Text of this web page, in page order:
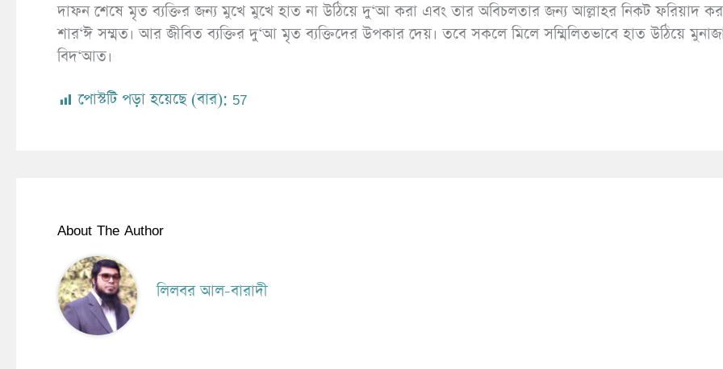
দাফন শেষে মৃত ব্যক্তির জন্য মুখে মুখে হাত না উঠিয়ে দু‘আ করা এবং তার অবিচলতার জন্য আল্লাহর নিকট ফরিয়াদ
শার‘ঈ সম্মত। আর জীবিত ব্যক্তির দু‘আ মৃত ব্যক্তিদের উপকার দেয়। তবে সকলে মিলে সম্মিলিতভাবে হাত উঠিয়ে
বিদ‘আত।
পোস্টটি পড়া হয়েছে (বার): 57
About The Author
লিলবর আল-বারাদী